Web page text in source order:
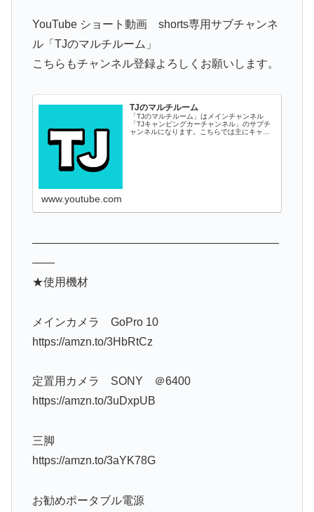
YouTube ショート動画 shorts専用サブチャンネ
ル「TJのマルチルーム」
こちらもチャンネル登録よろしくお願いします。
TJのマルチルーム
「TJのマルチルーム」はメインチャンネル
「TJキャンピングカーチャンネル」のサブチ
ャンネルになります。こちらでは主にキャン
www.youtube.com
——————————————————————
——
★使用機材
メインカメラ GoPro 10
https://amzn.to/3HbRtCz
定置用カメラ SONY ＠6400
https://amzn.to/3uDxpUB
三脚
https://amzn.to/3aYK78G
お勧めポータブル電源